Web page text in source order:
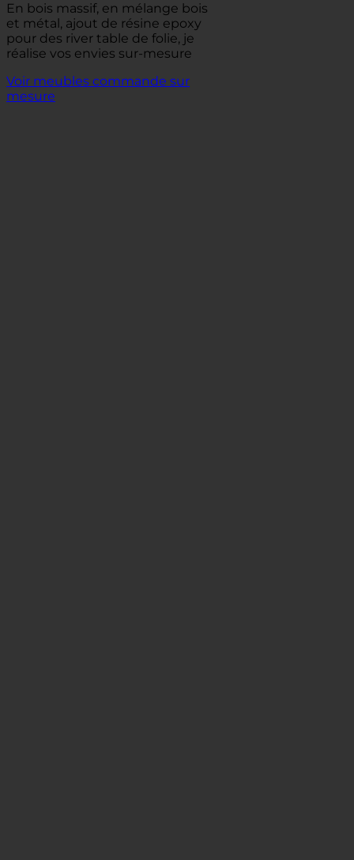
En bois massif, en mélange bois
et métal, ajout de résine epoxy
pour des river table de folie, je
réalise vos envies sur-mesure
Voir meubles commande sur
mesure